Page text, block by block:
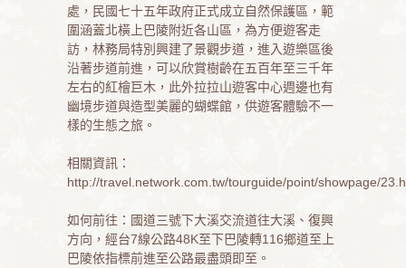
處，民國七十五年政府正式成立自然保護區，範
圍涵蓋北橫上巴陵附近各山區，為方便遊客走
訪，林務局特別興建了景觀步道，進入遊樂區後
沿著步道前進，可以欣賞樹齡在五百年至三千年
左右的紅檜巨木，此外拉拉山遊客中心週邊也有
幽境步道與造型美麗的蝴蝶館，供遊客體驗不一
樣的生態之旅。
相關資訊：
http://travel.network.com.tw/tourguide/point/showpage/
如何前往：國道三號下大溪交流道往大溪、復興
方向，經台7線公路48K至下巴陵轉116鄉道至上
巴陵依指標前進至公路最盡頭即至。